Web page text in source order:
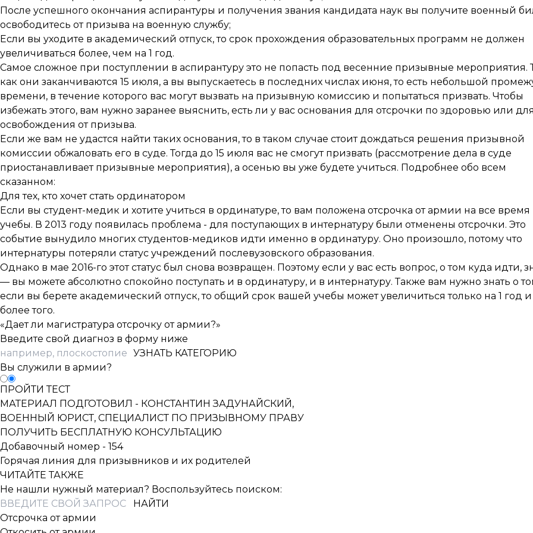
После успешного окончания аспирантуры и получения звания кандидата наук вы получите военный
освободитесь от призыва на военную службу;
Если вы уходите в академический отпуск, то срок прохождения образовательных программ не должен
увеличиваться более, чем на 1 год.
Самое сложное при поступлении в аспирантуру это не попасть под весенние призывные мероприятия.
как они заканчиваются 15 июля, а вы выпускаетесь в последних числах июня, то есть небольшой
времени, в течение которого вас могут вызвать на призывную комиссию и попытаться призвать. Чтобы
избежать этого, вам нужно заранее выяснить, есть ли у вас основания для отсрочки по здоровью или для
освобождения от призыва.
Если же вам не удастся найти таких основания, то в таком случае стоит дождаться решения призывной
комиссии обжаловать его в суде. Тогда до 15 июля вас не смогут призвать (рассмотрение дела в суде
приостанавливает призывные мероприятия), а осенью вы уже будете учиться. Подробнее обо всем
сказанном:
Для тех, кто хочет стать ординатором
Если вы студент-медик и хотите учиться в ординатуре, то вам положена отсрочка от армии на все время
учебы. В 2013 году появилась проблема - для поступающих в интернатуру были отменены отсрочки. Это
событие вынудило многих студентов-медиков идти именно в ординатуру. Оно произошло, потому что
интернатуры потеряли статус учреждений послевузовского образования.
Однако в мае 2016-го этот статус был снова возвращен. Поэтому если у вас есть вопрос, о том куда идти,
— вы можете абсолютно спокойно поступать и в ординатуру, и в интернатуру. Также вам нужно знать о
если вы берете академический отпуск, то общий срок вашей учебы может увеличиться только на 1 год
более того.
«Дает ли магистратура отсрочку от армии?»
Введите свой диагноз в форму ниже
УЗНАТЬ КАТЕГОРИЮ
Вы служили в армии?
ПРОЙТИ ТЕСТ
МАТЕРИАЛ ПОДГОТОВИЛ - КОНСТАНТИН ЗАДУНАЙСКИЙ,
ВОЕННЫЙ ЮРИСТ, СПЕЦИАЛИСТ ПО ПРИЗЫВНОМУ ПРАВУ
ПОЛУЧИТЬ БЕСПЛАТНУЮ КОНСУЛЬТАЦИЮ
Добавочный номер - 154
Горячая линия для призывников и их родителей
ЧИТАЙТЕ ТАКЖЕ
Не нашли нужный материал? Воспользуйтесь поиском:
Отсрочка от армии